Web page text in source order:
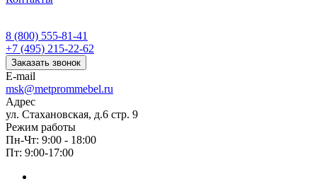
8 (800) 555-81-41
+7 (495) 215-22-62
Заказать звонок
E-mail
msk@metprommebel.ru
Адрес
ул. Стахановская, д.6 стр. 9
Режим работы
Пн-Чт: 9:00 - 18:00
Пт: 9:00-17:00